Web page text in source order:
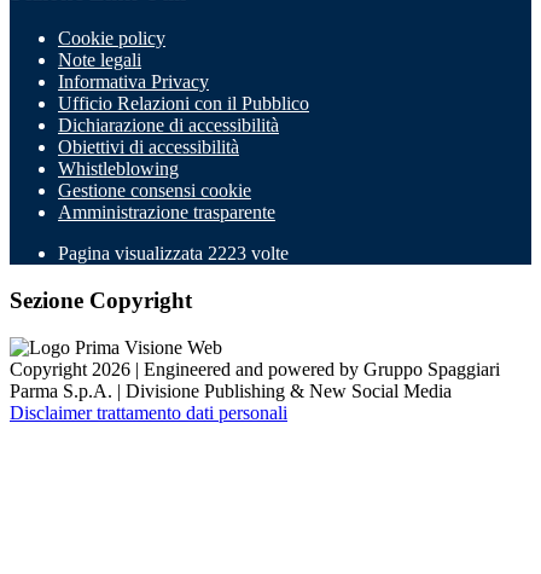
Cookie policy
Note legali
Informativa Privacy
Ufficio Relazioni con il Pubblico
Dichiarazione di accessibilità
Obiettivi di accessibilità
Whistleblowing
Gestione consensi cookie
Amministrazione trasparente
Pagina visualizzata 2223 volte
Sezione Copyright
Copyright 2026 | Engineered and powered by Gruppo Spaggiari
Parma S.p.A. | Divisione Publishing & New Social Media
Disclaimer trattamento dati personali